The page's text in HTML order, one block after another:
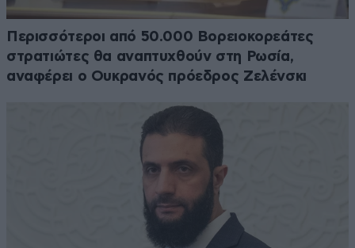
Περισσότεροι από 50.000 Βορειοκορεάτες
στρατιώτες θα αναπτυχθούν στη Ρωσία,
αναφέρει ο Ουκρανός πρόεδρος Ζελένσκι